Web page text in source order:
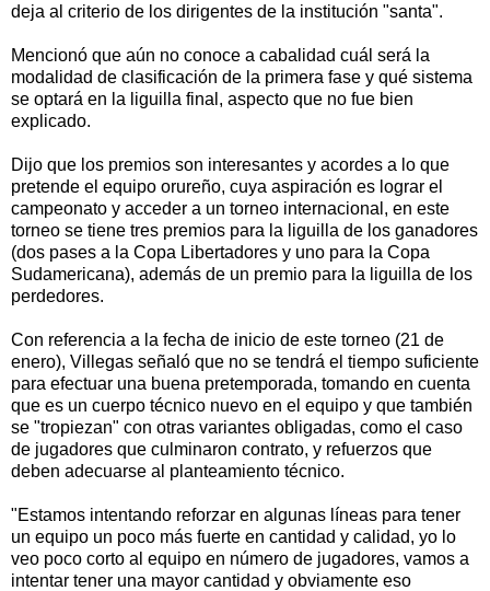
deja al criterio de los dirigentes de la institución "santa".
Mencionó que aún no conoce a cabalidad cuál será la
modalidad de clasificación de la primera fase y qué sistema
se optará en la liguilla final, aspecto que no fue bien
explicado.
Dijo que los premios son interesantes y acordes a lo que
pretende el equipo orureño, cuya aspiración es lograr el
campeonato y acceder a un torneo internacional, en este
torneo se tiene tres premios para la liguilla de los ganadores
(dos pases a la Copa Libertadores y uno para la Copa
Sudamericana), además de un premio para la liguilla de los
perdedores.
Con referencia a la fecha de inicio de este torneo (21 de
enero), Villegas señaló que no se tendrá el tiempo suficiente
para efectuar una buena pretemporada, tomando en cuenta
que es un cuerpo técnico nuevo en el equipo y que también
se "tropiezan" con otras variantes obligadas, como el caso
de jugadores que culminaron contrato, y refuerzos que
deben adecuarse al planteamiento técnico.
"Estamos intentando reforzar en algunas líneas para tener
un equipo un poco más fuerte en cantidad y calidad, yo lo
veo poco corto al equipo en número de jugadores, vamos a
intentar tener una mayor cantidad y obviamente eso